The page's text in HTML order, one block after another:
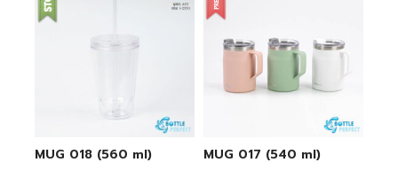
MUG 018 (560 ml) MUG 017 (540 ml)